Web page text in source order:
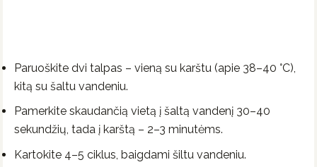
Paruoškite dvi talpas – vieną su karštu (apie 38–40 °C),
kitą su šaltu vandeniu.
Pamerkite skaudančią vietą į šaltą vandenį 30–40
sekundžių, tada į karštą – 2–3 minutėms.
Kartokite 4–5 ciklus, baigdami šiltu vandeniu.